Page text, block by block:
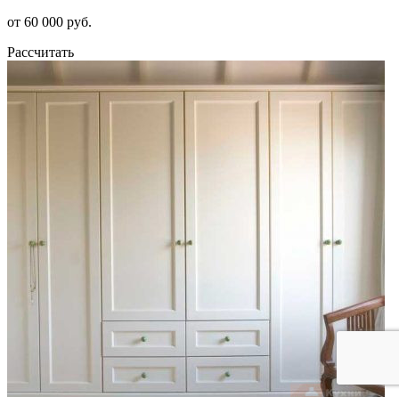
от 60 000 руб.
Рассчитать